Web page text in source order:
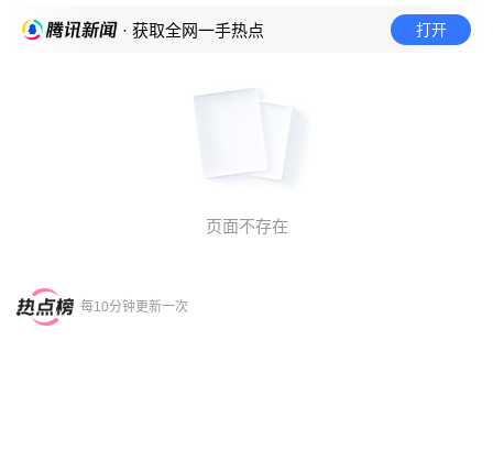
· 获取全网一手热点 打开
页面不存在
每10分钟更新一次